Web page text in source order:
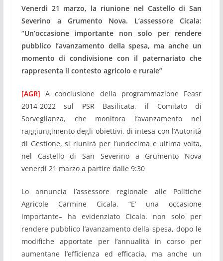
Venerdì 21 marzo, la riunione nel Castello di San
Severino a Grumento Nova. L’assessore Cicala:
“Un’occasione importante non solo per rendere
pubblico l’avanzamento della spesa, ma anche un
momento di condivisione con il paternariato che
rappresenta il contesto agricolo e rurale”
[AGR] A conclusione della programmazione Feasr
2014-2022 sul PSR Basilicata, il Comitato di
Sorveglianza, che monitora l’avanzamento nel
raggiungimento degli obiettivi, di intesa con l’Autorità
di Gestione, si riunirà per l’undecima e ultima volta,
nel Castello di San Severino a Grumento Nova
venerdì 21 marzo a partire dalle 9:30
Lo annuncia l’assessore regionale alle Politiche
Agricole Carmine Cicala. “E’ una occasione
importante– ha evidenziato Cicala. non solo per
rendere pubblico l’avanzamento della spesa, dopo le
modifiche apportate per l’annualità in corso per
aumentane l’efficienza ed efficacia, ma anche un